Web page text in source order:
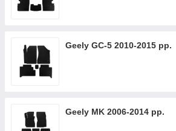
Geely GC-5 2010-2015 рр.
Geely MK 2006-2014 рр.